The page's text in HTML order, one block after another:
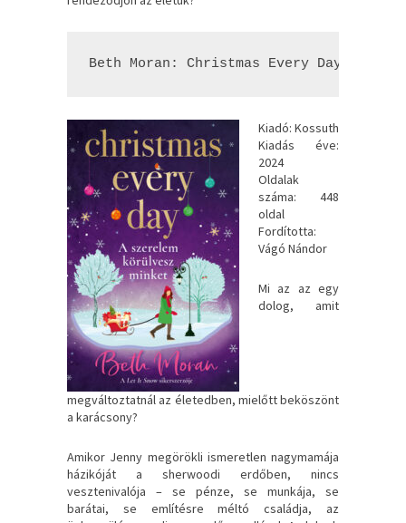
Beth Moran: Christmas ​Every Day – A
Kiadó: Kossuth
Kiadás éve:
2024
Oldalak
száma: 448
oldal
Fordította:
Vágó Nándor
Mi az az egy
dolog, amit
megváltoztatnál az életedben, mielőtt beköszönt
a karácsony?
Amikor Jenny megörökli ismeretlen nagymamája
házikóját a sherwoodi erdőben, nincs
vesztenivalója – se pénze, se munkája, se
barátai, se említésre méltó családja, az